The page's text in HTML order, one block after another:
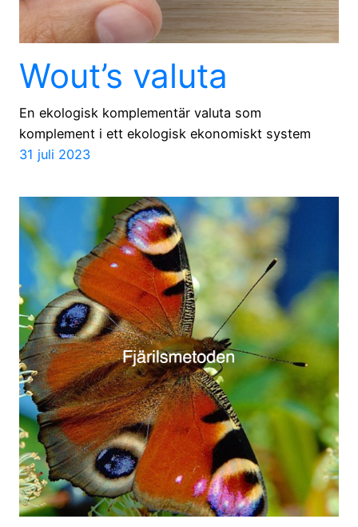
Wout’s valuta
En ekologisk komplementär valuta som
komplement i ett ekologisk ekonomiskt system
31 juli 2023